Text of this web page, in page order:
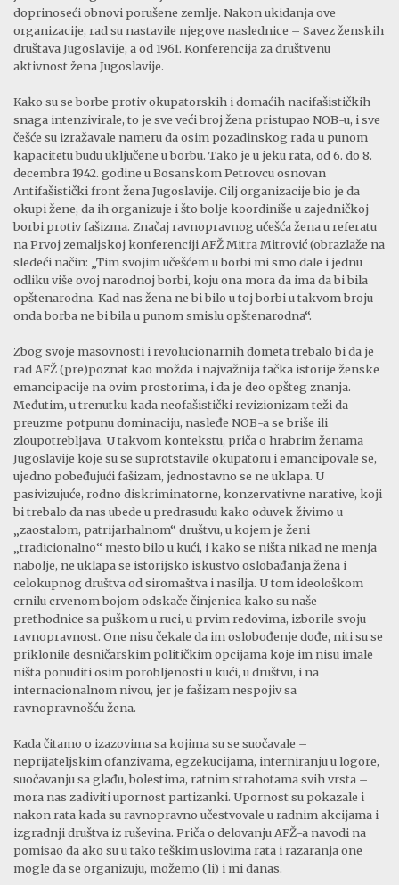
doprinoseći obnovi porušene zemlje. Nakon ukidanja ove
organizacije, rad su nastavile njegove naslednice – Savez ženskih
društava Jugoslavije, a od 1961. Konferencija za društvenu
aktivnost žena Jugoslavije.
Kako su se borbe protiv okupatorskih i domaćih nacifašističkih
snaga intenzivirale, to je sve veći broj žena pristupao NOB-u, i sve
češće su izražavale nameru da osim pozadinskog rada u punom
kapacitetu budu uključene u borbu. Tako je u jeku rata, od 6. do 8.
decembra 1942. godine u Bosanskom Petrovcu osnovan
Antifašistički front žena Jugoslavije. Cilj organizacije bio je da
okupi žene, da ih organizuje i što bolje koordiniše u zajedničkoj
borbi protiv fašizma. Značaj ravnopravnog učešća žena u referatu
na Prvoj zemaljskoj konferenciji AFŽ Mitra Mitrović (obrazlaže na
sledeći način: „Tim svojim učešćem u borbi mi smo dale i jednu
odliku više ovoj narodnoj borbi, koju ona mora da ima da bi bila
opštenarodna. Kad nas žena ne bi bilo u toj borbi u takvom broju –
onda borba ne bi bila u punom smislu opštenarodna“.
Zbog svoje masovnosti i revolucionarnih dometa trebalo bi da je
rad AFŽ (pre)poznat kao možda i najvažnija tačka istorije ženske
emancipacije na ovim prostorima, i da je deo opšteg znanja.
Međutim, u trenutku kada neofašistički revizionizam teži da
preuzme potpunu dominaciju, nasleđe NOB-a se briše ili
zloupotrebljava. U takvom kontekstu, priča o hrabrim ženama
Jugoslavije koje su se suprotstavile okupatoru i emancipovale se,
ujedno pobeđujući fašizam, jednostavno se ne uklapa. U
pasivizujuće, rodno diskriminatorne, konzervativne narative, koji
bi trebalo da nas ubede u predrasudu kako oduvek živimo u
„zaostalom, patrijarhalnom“ društvu, u kojem je ženi
„tradicionalno“ mesto bilo u kući, i kako se ništa nikad ne menja
nabolje, ne uklapa se istorijsko iskustvo oslobađanja žena i
celokupnog društva od siromaštva i nasilja. U tom ideološkom
crnilu crvenom bojom odskače činjenica kako su naše
prethodnice sa puškom u ruci, u prvim redovima, izborile svoju
ravnopravnost. One nisu čekale da im oslobođenje dođe, niti su se
priklonile desničarskim političkim opcijama koje im nisu imale
ništa ponuditi osim porobljenosti u kući, u društvu, i na
internacionalnom nivou, jer je fašizam nespojiv sa
ravnopravnošću žena.
Kada čitamo o izazovima sa kojima su se suočavale –
neprijateljskim ofanzivama, egzekucijama, interniranju u logore,
suočavanju sa glađu, bolestima, ratnim strahotama svih vrsta –
mora nas zadiviti upornost partizanki. Upornost su pokazale i
nakon rata kada su ravnopravno učestvovale u radnim akcijama i
izgradnji društva iz ruševina. Priča o delovanju AFŽ-a navodi na
pomisao da ako su u tako teškim uslovima rata i razaranja one
mogle da se organizuju, možemo (li) i mi danas.